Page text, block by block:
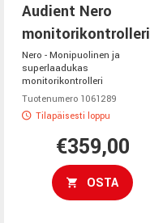
Audient Nero
monitorikontrolleri
Nero - Monipuolinen ja
superlaadukas
monitorikontrolleri
Tuotenumero 1061289
Tilapäisesti loppu
€359,00
OSTA